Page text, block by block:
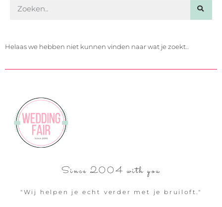
Helaas we hebben niet kunnen vinden naar wat je zoekt..
Since 2004 with you
"Wij helpen je echt verder met je bruiloft."